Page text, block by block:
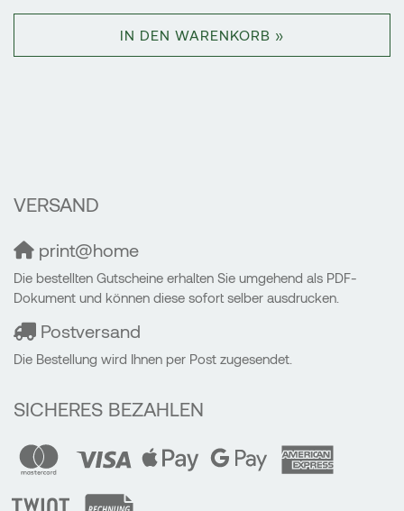
IN DEN WARENKORB »
VERSAND
print@home
Die bestellten Gutscheine erhalten Sie umgehend als PDF-
Dokument und können diese sofort selber ausdrucken.
Postversand
Die Bestellung wird Ihnen per Post zugesendet.
SICHERES BEZAHLEN